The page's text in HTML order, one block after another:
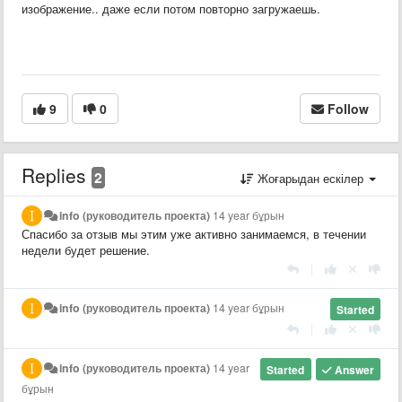
изображение.. даже если потом повторно загружаешь.
9 0 Follow
Replies 2 Жоғарыдан ескілер
info (руководитель проекта) 14 year бұрын
Спасибо за отзыв мы этим уже активно занимаемся, в течении
недели будет решение.
Started
info (руководитель проекта) 14 year бұрын
Answer
Started
info (руководитель проекта) 14 year
бұрын